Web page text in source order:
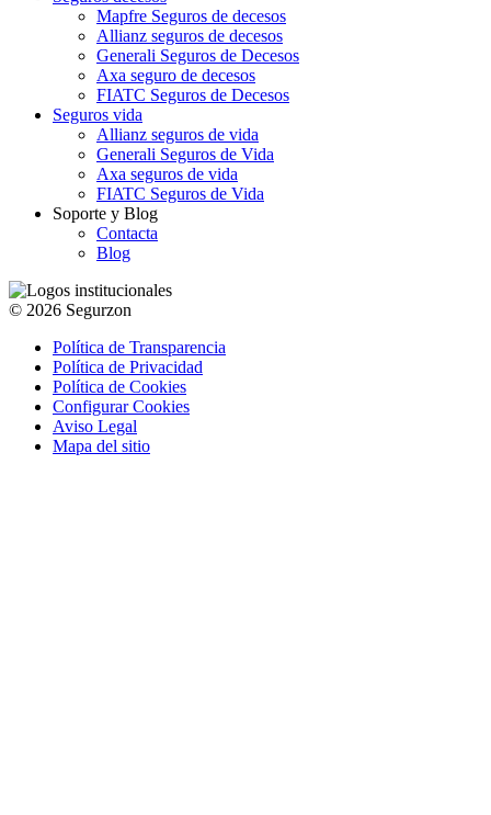
Mapfre Seguros de decesos
Allianz seguros de decesos
Generali Seguros de Decesos
Axa seguro de decesos
FIATC Seguros de Decesos
Seguros vida
Allianz seguros de vida
Generali Seguros de Vida
Axa seguros de vida
FIATC Seguros de Vida
Soporte y Blog
Contacta
Blog
© 2026 Segurzon
Política de Transparencia
Política de Privacidad
Política de Cookies
Configurar Cookies
Aviso Legal
Mapa del sitio